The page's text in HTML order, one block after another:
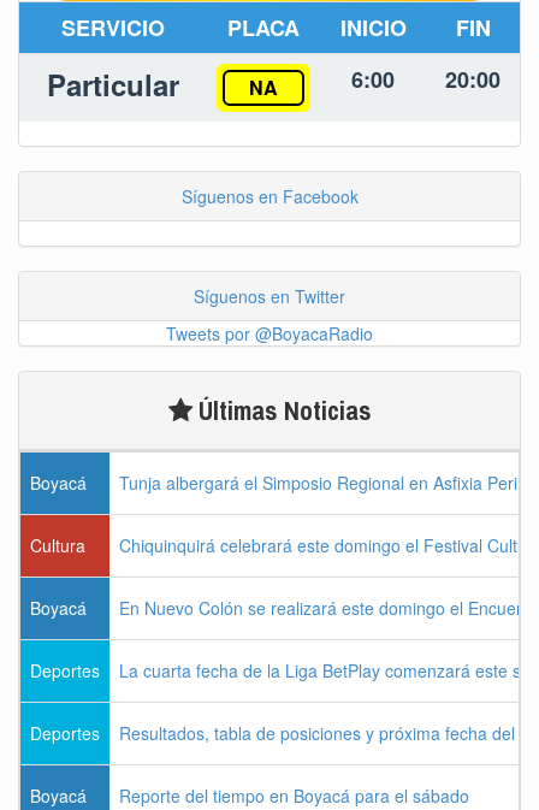
SERVICIO PLACA INICIO FIN
Particular NA 6:00 20:00
Síguenos en Facebook
Síguenos en Twitter
Tweets por @BoyacaRadio
Últimas Noticias
Boyacá Tunja albergará el Simposio Regional en Asfixia
Cultura Chiquinquirá celebrará este domingo el Festival
Boyacá En Nuevo Colón se realizará este domingo el
Deportes La cuarta fecha de la Liga BetPlay comenzará este
Deportes Resultados, tabla de posiciones y próxima fecha del
Boyacá Reporte del tiempo en Boyacá para el sábado